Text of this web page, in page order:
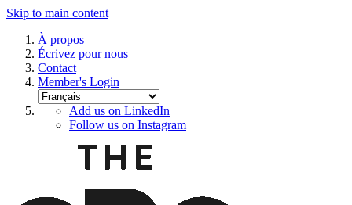
Skip to main content
À propos
Écrivez pour nous
Contact
Member's Login
Add us on LinkedIn
Follow us on Instagram